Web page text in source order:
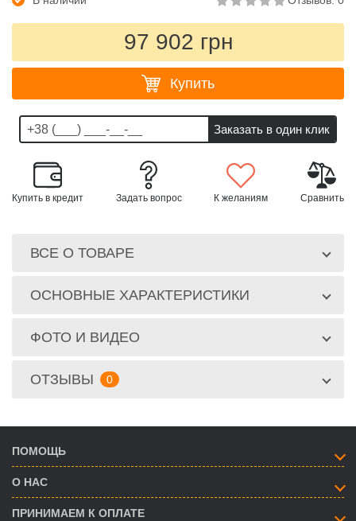
97 902 грн
Купить
Купить в кредит Задать вопрос К желаниям Сравнить
ВСЕ О ТОВАРЕ
ОСНОВНЫЕ ХАРАКТЕРИСТИКИ
ФОТО И ВИДЕО
ОТЗЫВЫ 0
ПОМОЩЬ
О НАС
ПРИНИМАЕМ К ОПЛАТЕ